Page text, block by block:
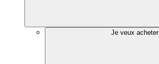
Je veux acheter